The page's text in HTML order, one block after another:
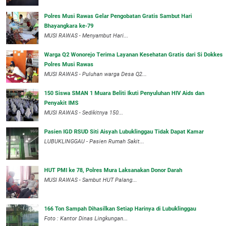
Polres Musi Rawas Gelar Pengobatan Gratis Sambut Hari
Bhayangkara ke-79
MUSI RAWAS - Menyambut Hari...
Warga Q2 Wonorejo Terima Layanan Kesehatan Gratis dari Si Dokkes
Polres Musi Rawas
MUSI RAWAS - Puluhan warga Desa Q2...
150 Siswa SMAN 1 Muara Beliti Ikuti Penyuluhan HIV Aids dan
Penyakit IMS
MUSI RAWAS - Sedikitnya 150...
Pasien IGD RSUD Siti Aisyah Lubuklinggau Tidak Dapat Kamar
LUBUKLINGGAU - Pasien Rumah Sakit...
HUT PMI ke 78, Polres Mura Laksanakan Donor Darah
MUSI RAWAS - Sambut HUT Palang...
166 Ton Sampah Dihasilkan Setiap Harinya di Lubuklinggau
Foto : Kantor Dinas Lingkungan...